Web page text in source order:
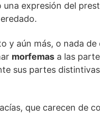
expresión del
y aún más, o nada
morfemas a las
sus partes
que carecen de